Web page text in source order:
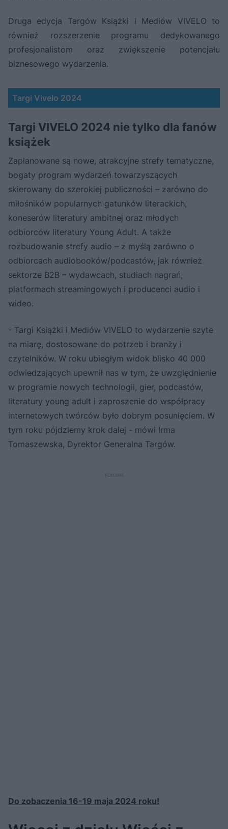
Druga edycja Targów Książki i Mediów VIVELO to
również rozszerzenie programu dedykowanego
profesjonalistom oraz zwiększenie potencjału
biznesowego wydarzenia.
Targi Vivelo 2024
Targi VIVELO 2024 nie tylko dla fanów
książek
Zaplanowane są nowe, atrakcyjne strefy tematyczne,
bogaty program wydarzeń towarzyszących
skierowany do szerokiej publiczności – zarówno do
miłośników popularnych gatunków literackich,
koneserów literatury ambitnej oraz młodych
odbiorców literatury Young Adult. A także
rozbudowanie strefy audio – z myślą zarówno o
odbiorcach audiobooków/podcastów, jak również
sektorze B2B – wydawcach, studiach nagrań,
platformach streamingowych i producenci audio i
wideo.
- Targi Książki i Mediów VIVELO to wydarzenie szyte
na miarę, dostosowane do potrzeb i branży i
czytelników. W roku ubiegłym widok blisko 40 000
odwiedzających upewnił nas w tym, że uwzględnienie
w programie nowych technologii, gier, podcastów,
literatury young adult i zaproszenie do współpracy
internetowych twórców było dobrym posunięciem. W
tym roku pójdziemy krok dalej - mówi Irma
Tomaszewska, Dyrektor Generalna Targów.
Do zobaczenia 16-19 maja 2024 roku!